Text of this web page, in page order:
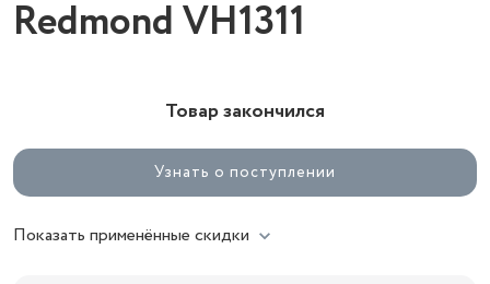
Redmond VH1311
Товар закончился
Узнать о поступлении
Показать применённые скидки